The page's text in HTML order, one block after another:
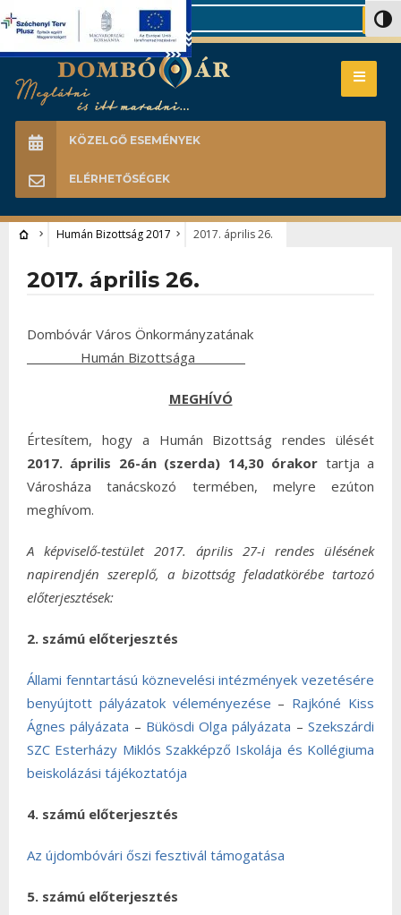
Search
KÖZELGŐ ESEMÉNYEK
ELÉRHETŐSÉGEK
Humán Bizottság 2017 2017. április 26.
2017. április 26.
Dombóvár Város Önkormányzatának
Humán Bizottsága
MEGHÍVÓ
Értesítem, hogy a Humán Bizottság rendes ülését
2017. április 26-án (szerda) 14,30 órakor tartja a
Városháza tanácskozó termében, melyre ezúton
meghívom.
A képviselő-testület 2017. április 27-i rendes ülésének
napirendjén szereplő, a bizottság feladatkörébe tartozó
előterjesztések:
2. számú előterjesztés
Állami fenntartású köznevelési intézmények vezetésére
benyújtott pályázatok véleményezése – Rajkóné Kiss
Ágnes pályázata – Bükösdi Olga pályázata –Szekszárdi
SZC Esterházy Miklós Szakképző Iskolája és Kollégiuma
beiskolázási tájékoztatója
4. számú előterjesztés
Az újdombóvári őszi fesztivál támogatása
5. számú előterjesztés